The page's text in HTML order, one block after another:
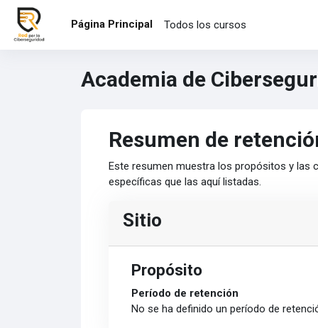
Salta al contenido principal
Página Principal
Todos los cursos
Academia de
Resumen de
Este resumen muestra los propósitos y las
específicas que las aquí listadas.
Sitio
Propósito
Período de retención
No se ha definido un período de